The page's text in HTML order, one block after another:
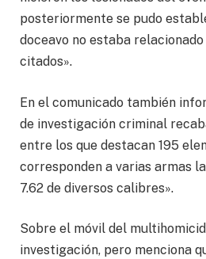
posteriormente se pudo
doceavo no estaba
citados».
En el comunicado también
de investigación criminal
entre los que destacan 195
corresponden a varias armas
7.62 de diversos calibres».
Sobre el móvil del
investigación, pero menciona